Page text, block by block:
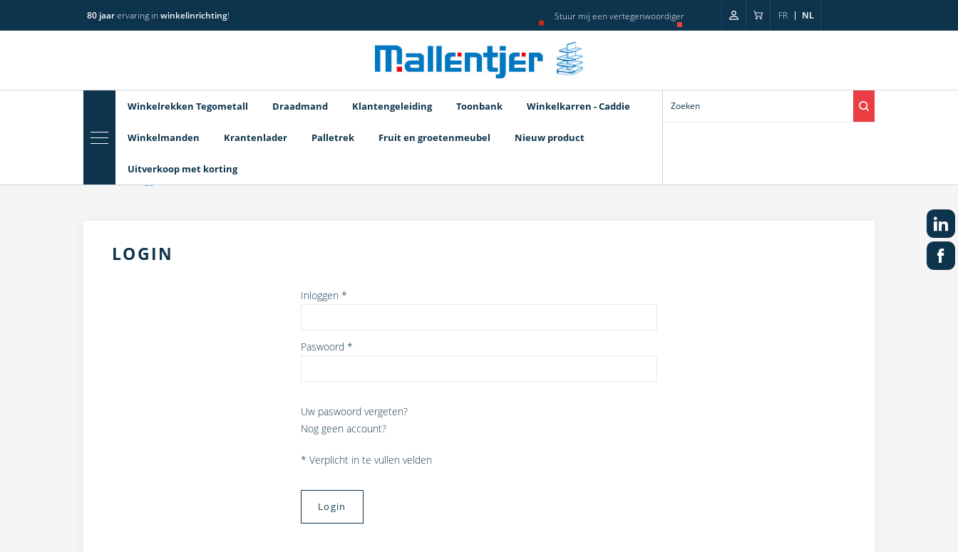
80 jaarervaring in winkelinrichting! Stuur mij een vertegenwoordiger FR NL
Winkelrekken Tegometall Draadmand Klantengeleiding Toonbank Winkelkarren - Caddie
Winkelmanden Krantenlader Palletrek Fruit en groetenmeubel Nieuw product
Uitverkoop met korting
LOGIN
Inloggen *
Paswoord *
Uw paswoord vergeten?
Nog geen account?
* Verplicht in te vullen velden